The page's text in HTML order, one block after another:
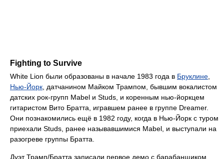
Fighting to Survive
White Lion были образованы в начале 1983 года в Бруклине
Нью-Йорк , датчанином Майком Трампом, бывшим вокалистом
датских рок-групп Mabel и Studs, и коренным нью-йоркцем
гитаристом Вито Братта, игравшем ранее в группе Dreamer.
Они познакомились ещё в 1982 году, когда в Нью-Йорк с туром
приехали Studs, ранее называвшимися Mabel, и выступали на
разогреве группы Братта.
Дуэт Трамп/Братта записали первое демо с барабанщиком